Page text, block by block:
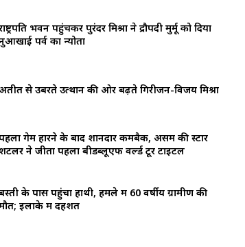
भवन पहुंचकर पुरंदर मिश्रा ने द्रौपदी मुर्मू को दिया
पर्व का न्योता
से उबरते उत्थान की ओर बढ़ते गिरीजन-विजय मिश्रा
गेम हारने के बाद शानदार कमबैक, असम की स्टार
शटलर ने जीता पहला बीडब्लूएफ वर्ल्ड टूर टाइटल
के पास पहुंचा हाथी, हमले में 60 वर्षीय ग्रामीण की
इलाके में दहशत